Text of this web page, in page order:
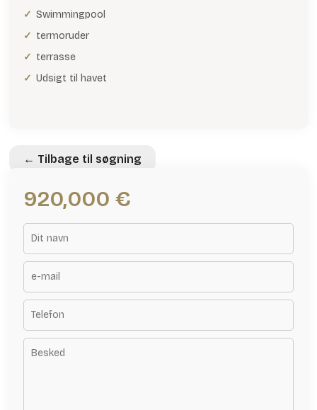
Swimmingpool
termoruder
terrasse
Udsigt til havet
← Tilbage til søgning
920,000 €